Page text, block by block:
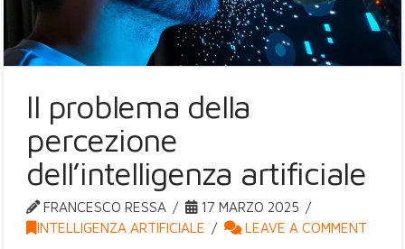
Il problema della
percezione
dell’intelligenza artificiale
FRANCESCO RESSA
17 MARZO 2025
INTELLIGENZA ARTIFICIALE
LEAVE A COMMENT